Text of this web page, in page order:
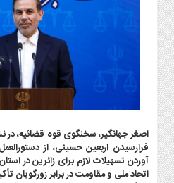
گاز
و
پتروشیمی
و
خودرو
آپ
و
فن
اصغر جهانگیر، سخنگوی قوه قضائیه،
فرارسیدن اربعین حسینی، از
آوردن تسهیلات لازم برای زائرین در
اتحاد ملی و مقاومت در برابر زورگویان